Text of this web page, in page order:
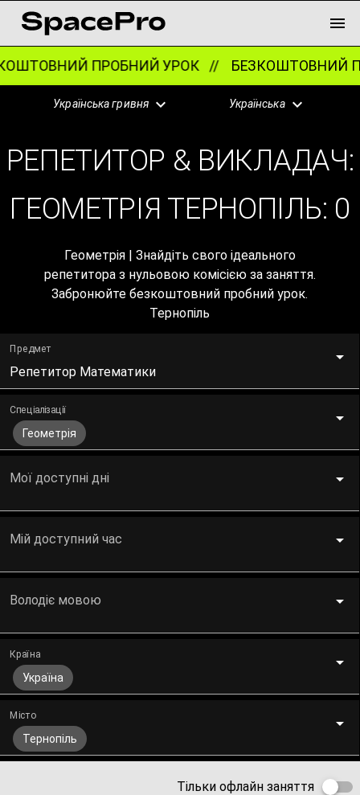
ПРОБНИЙ УРОК //БЕЗКОШТОВНИЙ
Українська гривня Українська
РЕПЕТИТОР & ВИКЛАДАЧ:
ГЕОМЕТРІЯ ТЕРНОПІЛЬ: 0
Геометрія | Знайдіть свого ідеального
репетитора з нульовою комісією за заняття.
Забронюйте безкоштовний пробний урок.
Тернопіль
Предмет
Репетитор Математики
Спеціалізації
Геометрія
Мої доступні дні
Мій доступний час
Володіє мовою
Країна
Україна
Місто
Тернопіль
Тільки офлайн заняття